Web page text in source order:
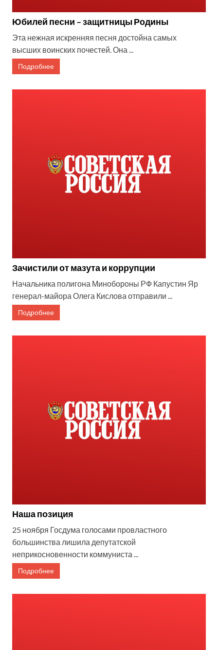
Юбилей песни – защитницы Родины
Эта нежная искренняя песня достойна самых
высших воинских почестей. Она ...
Подробнее
Зачистили от мазута и коррупции
Начальника полигона Минобороны РФ Капустин Яр
генерал-майора Олега Кислова отправили ...
Подробнее
Наша позиция
25 ноября Госдума голосами провластного
большинства лишила депутатской
неприкосновенности коммуниста ...
Подробнее